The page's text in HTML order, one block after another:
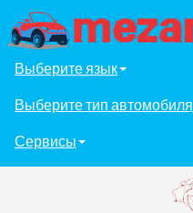
Выберите язык
Выберите тип автомобиля
Сервисы